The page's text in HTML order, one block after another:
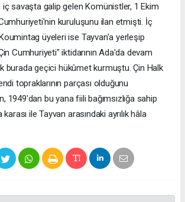
iç savaşta galip gelen Komünistler, 1 Ekim
kuruluşunu ilan etmişti. İç
üyeleri ise Tayvan'a yerleşip
Cumhuriyeti" iktidarının Ada'da devam
burada geçici hükûmet kurmuştu. Çin Halk
topraklarının parçası olduğunu
1949'dan bu yana fiili bağımsızlığa sahip
ile Tayvan arasındaki ayrılık hâla